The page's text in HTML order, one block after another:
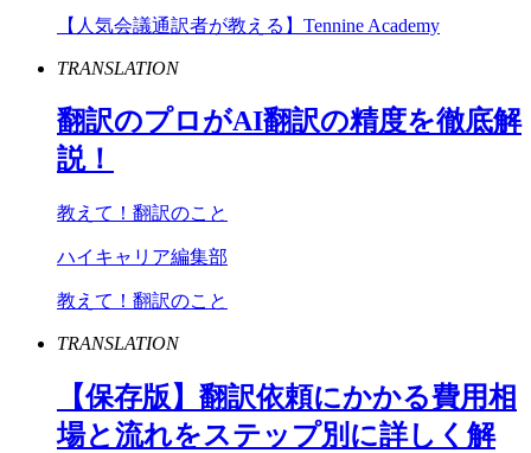
【人気会議通訳者が教える】Tennine Academy
TRANSLATION
翻訳のプロがAI翻訳の精度を徹底解
説！
教えて！翻訳のこと
ハイキャリア編集部
教えて！翻訳のこと
TRANSLATION
【保存版】翻訳依頼にかかる費用相
場と流れをステップ別に詳しく解